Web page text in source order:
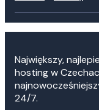
Największy,
hosting w
24/7.